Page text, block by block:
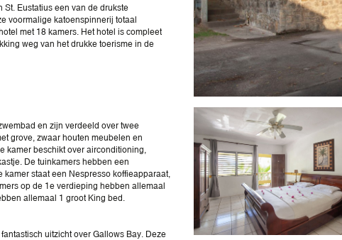
St. Eustatius een van de drukste
voormalige katoenspinnerij totaal
met 18 kamers. Het hotel is compleet
weg van het drukke toerisme in de
en zijn verdeeld over twee
grove, zwaar houten meubelen en
kamer beschikt over airconditioning,
De tuinkamers hebben een
staat een Nespresso koffieapparaat,
op de 1e verdieping hebben allemaal
allemaal 1 groot King bed.
uitzicht over Gallows Bay. Deze